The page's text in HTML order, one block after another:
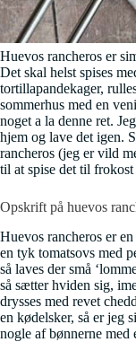
Huevos rancheros er
Det skal helst spises
tortillapandekager,
sommerhus med en
noget a la denne ret.
hjem og lave det igen.
rancheros (jeg er vild
til at spise det til frokost
Opskrift på huevos
Huevos rancheros er
en tyk tomatsovs med
så laves der små
så sætter hviden sig,
drysses med revet
en kødelsker, så er jeg
nogle af bønnerne med